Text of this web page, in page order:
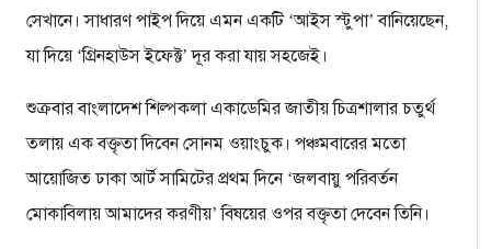
সেখানে। সাধারণ পাইপ দিয়ে এমন একটি ‘আইস স্টুপা’ বানিয়েছেন,
যা দিয়ে ‘গ্রিনহাউস ইফেক্ট’ দূর করা যায় সহজেই।
শুক্রবার বাংলাদেশ শিল্পকলা একাডেমির জাতীয় চিত্রশালার চতুর্থ
তলায় এক বক্তৃতা দিবেন সোনম ওয়াংচুক। পঞ্চমবারের মতো
আয়োজিত ঢাকা আর্ট সামিটের প্রথম দিনে ‘জলবায়ু পরিবর্তন
মোকাবিলায় আমাদের করণীয়’ বিষয়ের ওপর বক্তৃতা দেবেন তিনি।